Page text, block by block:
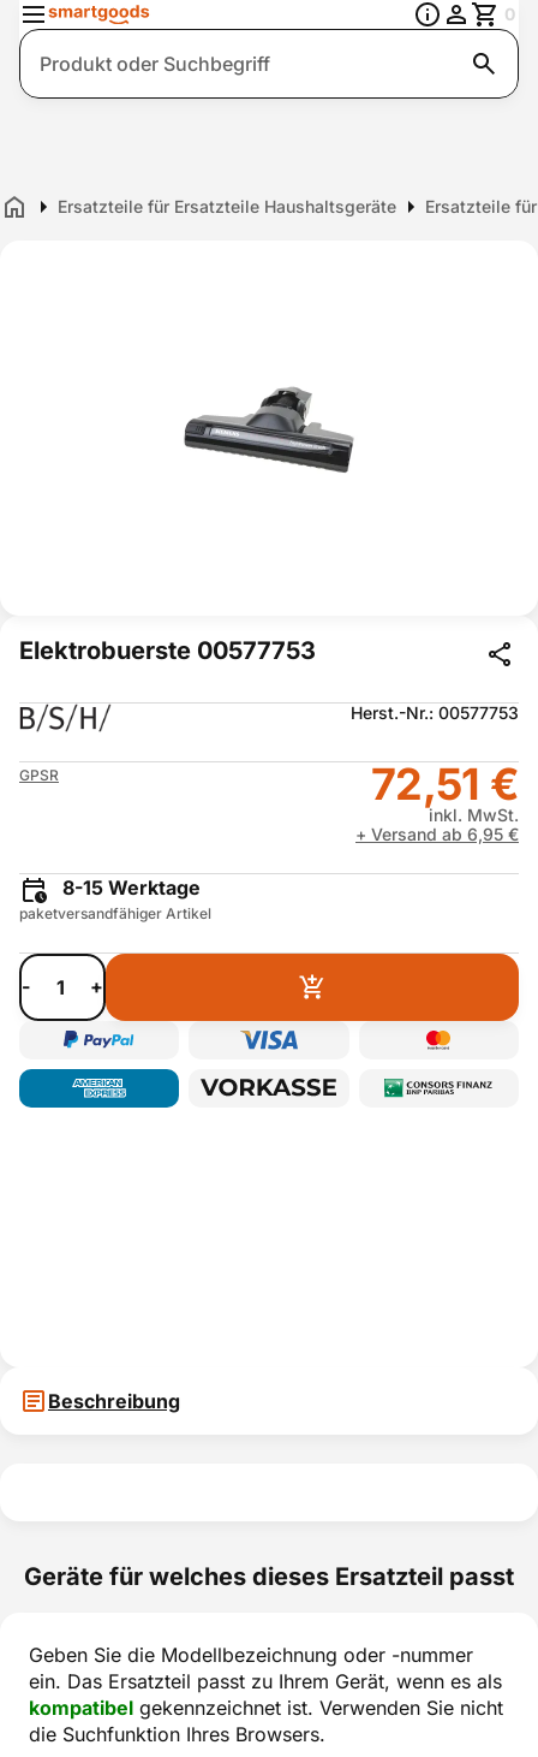
Suche
0
Home Ersatzteile für Ersatzteile Haushaltsgeräte Ersatzteile
Elektrobuerste 00577753
Herst.-Nr.: 00577753
GPSR 72,51 €
inkl. MwSt.
+ Versand ab 6,95 €
8-15 Werktage
paketversandfähiger Artikel
- +
Beschreibung
Geräte für welches dieses Ersatzteil passt
Geben Sie die Modellbezeichnung oder -nummer
ein. Das Ersatzteil passt zu Ihrem Gerät, wenn es als
kompatibel gekennzeichnet ist. Verwenden Sie nicht
die Suchfunktion Ihres Browsers.